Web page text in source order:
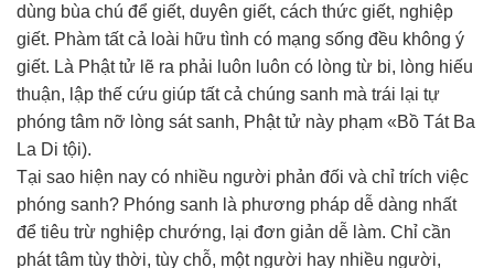
dùng bùa chú để giết, duyên giết, cách thức giết, nghiệp
giết. Phàm tất cả loài hữu tình có mạng sống đều không ý
giết. Là Phật tử lẽ ra phải luôn luôn có lòng từ bi, lòng hiếu
thuận, lập thế cứu giúp tất cả chúng sanh mà trái lại tự
phóng tâm nỡ lòng sát sanh, Phật tử này phạm «Bồ Tát Ba
La Di tội).
Tại sao hiện nay có nhiều người phản đối và chỉ trích việc
phóng sanh? Phóng sanh là phương pháp dễ dàng nhất
để tiêu trừ nghiệp chướng, lại đơn giản dễ làm. Chỉ cần
phát tâm tùy thời, tùy chỗ, một người hay nhiều người,